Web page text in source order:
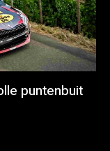
puntenbuit